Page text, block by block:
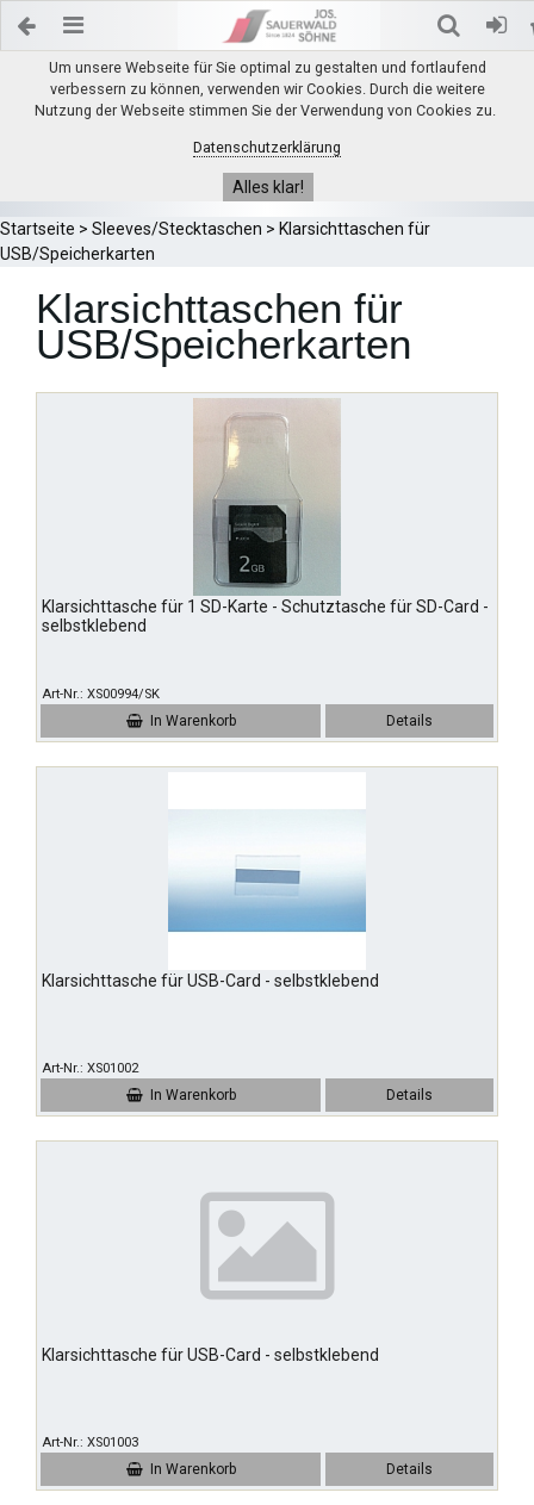
Um unsere Webseite für Sie optimal zu gestalten und fortlaufend
verbessern zu können, verwenden wir Cookies. Durch die weitere
Nutzung der Webseite stimmen Sie der Verwendung von Cookies zu.
Datenschutzerklärung
Alles klar!
Startseite > Sleeves/Stecktaschen > Klarsichttaschen für
USB/Speicherkarten
Klarsichttaschen für
USB/Speicherkarten
Klarsichttasche für 1 SD-Karte - Schutztasche für SD-Card -
selbstklebend
Art-Nr. XS00994/SK
In Warenkorb Details
Klarsichttasche für USB-Card - selbstklebend
Art-Nr. XS01002
In Warenkorb Details
Klarsichttasche für USB-Card - selbstklebend
Art-Nr. XS01003
In Warenkorb Details